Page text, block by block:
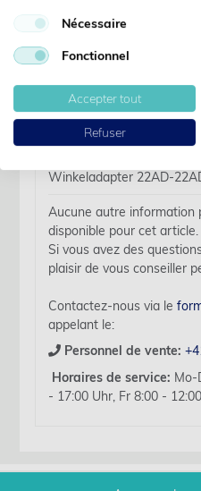
Des détails
Winkeladapter 22AD-
Aucune autre information
disponible pour cet article.
Si vous avez des
plaisir de vous conseiller
Contactez-nous via le
appelant le:
Personnel de vente:
Horaires de service: Mo-
- 17:00 Uhr, Fr 8:00 -
Nécessaire
Fonctionnel
Accepter tout
Refuser